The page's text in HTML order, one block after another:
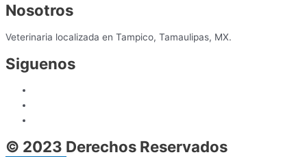
Nosotros
Veterinaria localizada en Tampico, Tamaulipas, MX.
Siguenos
© 2023 Derechos Reservados